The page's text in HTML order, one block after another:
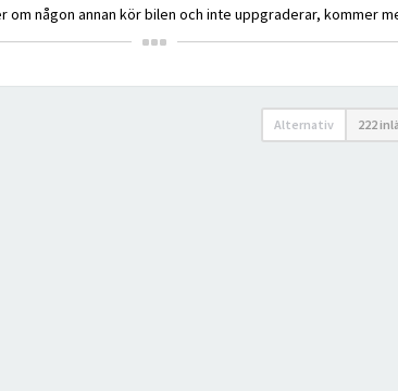
om någon annan kör bilen och inte uppgraderar, kommer
Alternativ 222